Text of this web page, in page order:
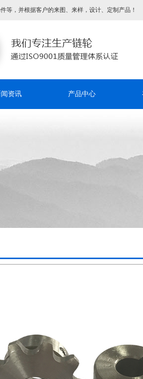
等，并根据客户的来图、来样，设计、定制产品！
闻资讯 产品中心